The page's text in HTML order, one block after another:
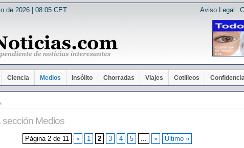
de 2026 | 08:05 CET Aviso Legal
Ciencia Medios Insólito Chorradas Viajes Cotilleos
sección Medios
Página 2 de 11 « 1 2 3 4 5 ... » Último »